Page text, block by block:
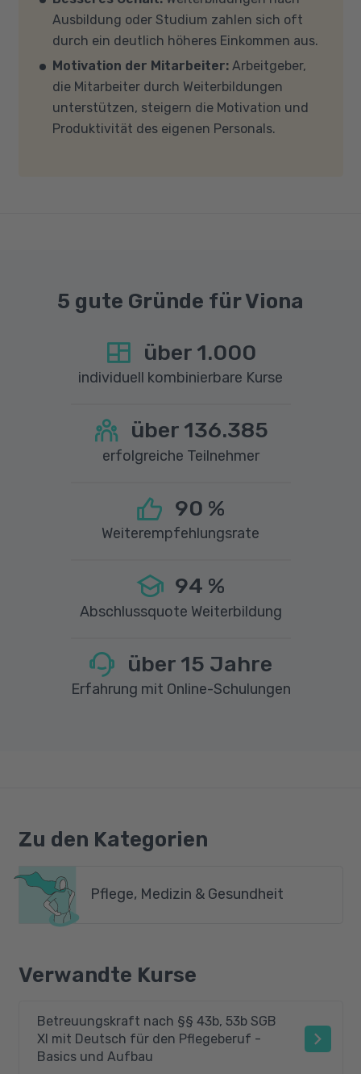
Mehrkern-Prozessor (CPU). Der Unterricht
findet in Microsoft Teams statt. Bitte achten
Sie darauf, dass Ihre Sicherheitsprogramme
und -einstellungen (Anti-Viren-Programme,
Firewalls etc.) die Verbindung mit MS Teams
nicht blockieren. Bitte beachten Sie außerdem,
dass für eine reibungslose Übertragung eine
Ausbildung oder Studium zahlen sich oft
durch ein deutlich höheres Einkommen aus.
Motivation der Mitarbeiter: Arbeitgeber,
die Mitarbeiter durch Weiterbildungen
unterstützen, steigern die Motivation und
Produktivität des eigenen Personals.
5 gute Gründe für Viona
über 1.000
individuell kombinierbare Kurse
über 136.385
erfolgreiche Teilnehmer
90 %
Weiterempfehlungsrate
94 %
Abschlussquote Weiterbildung
über 15 Jahre
Erfahrung mit Online-Schulungen
Zu den Kategorien
Pflege, Medizin & Gesundheit
Verwandte Kurse
Betreuungskraft nach §§ 43b, 53b SGB
XI mit Deutsch für den Pflegeberuf -
Basics und Aufbau